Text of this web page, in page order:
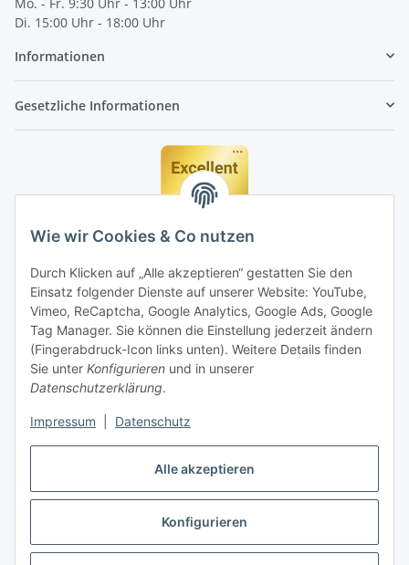
Alle akzeptieren
Konfigurieren
Wie wir Cookies & Co nutzen
Durch Klicken auf „Alle akzeptieren“ gestatten Sie den
Einsatz folgender Dienste auf unserer Website: YouTube,
Vimeo, ReCaptcha, Google Analytics, Google Ads, Google
Tag Manager. Sie können die Einstellung jederzeit ändern
(Fingerabdruck-Icon links unten). Weitere Details finden
Sie unter Konfigurieren und in unserer
Datenschutzerklärung.
Impressum Datenschutz
Di. 15:00 Uhr - 18:00 Uhr
Informationen
Gesetzliche Informationen
Vertrag widerrufen
* Alle Preise inkl. gesetzlicher MwSt., zzgl.Versand